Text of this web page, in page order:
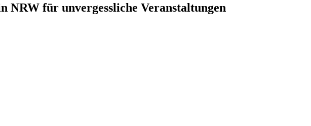
NRW für unvergessliche Veranstaltungen